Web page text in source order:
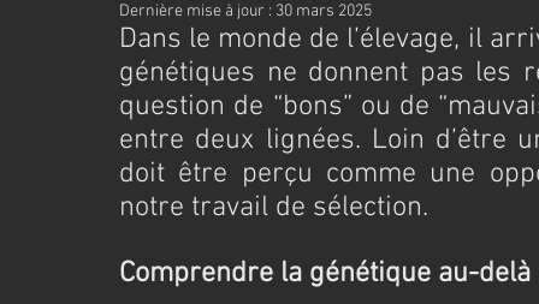
Dernière mise à jour : 30 mars 2025
Dans le monde de l’élevage, il
génétiques ne donnent pas les
question de “bons” ou de
entre deux lignées. Loin d’être
doit être perçu comme une
notre travail de sélection.
Comprendre la génétique au-